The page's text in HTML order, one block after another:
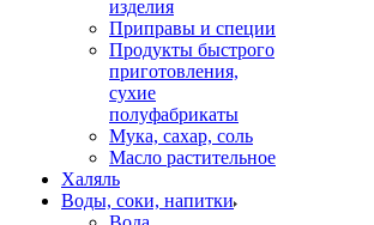
изделия
Приправы и специи
Продукты быстрого
приготовления,
сухие
полуфабрикаты
Мука, сахар, соль
Масло растительное
Халяль
Воды, соки, напитки